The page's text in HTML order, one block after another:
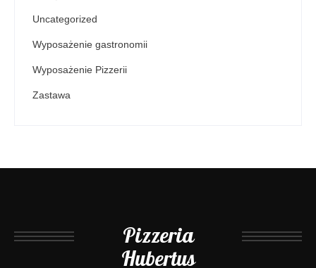
Uncategorized
Wyposażenie gastronomii
Wyposażenie Pizzerii
Zastawa
Pizzeria
Hubertus